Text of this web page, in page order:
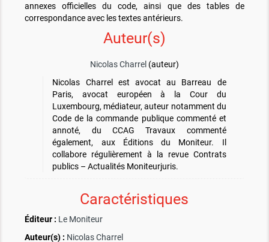
annexes officielles du code, ainsi que des tables de
correspondance avec les textes antérieurs.
Auteur(s)
Nicolas Charrel (auteur)
Nicolas Charrel est avocat au Barreau de
Paris, avocat européen à la Cour du
Luxembourg, médiateur, auteur notamment du
Code de la commande publique commenté et
annoté, du CCAG Travaux commenté
également, aux Éditions du Moniteur. Il
collabore régulièrement à la revue Contrats
publics – Actualités Moniteurjuris.
Caractéristiques
Éditeur : Le Moniteur
Auteur(s) : Nicolas Charrel